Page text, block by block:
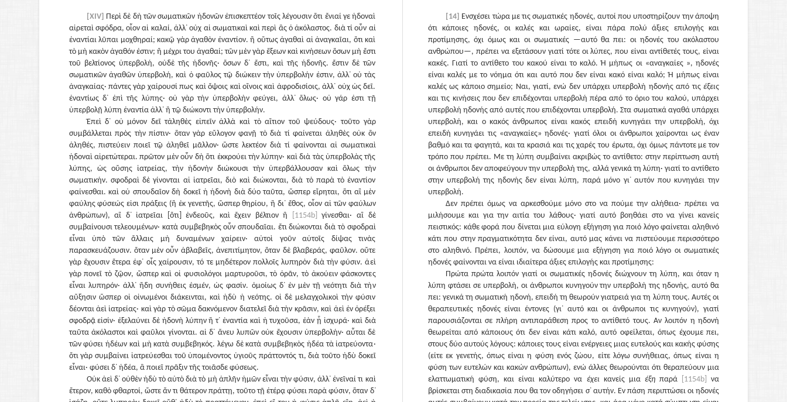
[XIV] Περὶ δὲ δὴ τῶν σωματικῶν ἡδονῶν ἐπισκεπτέον τοῖς λέγουσιν ὅτι ἔνιαί γε ἡδοναὶ
αἱρεταὶ σφόδρα, οἷον αἱ καλαί, ἀλλ᾽ οὐχ αἱ σωματικαὶ καὶ περὶ ἃς ὁ ἀκόλαστος. διὰ τί οὖν αἱ
ἐναντίαι λῦπαι μοχθηραί; κακῷ γὰρ ἀγαθὸν ἐναντίον. ἢ οὕτως ἀγαθαὶ αἱ ἀναγκαῖαι, ὅτι καὶ
τὸ μὴ κακὸν ἀγαθόν ἐστιν; ἢ μέχρι του ἀγαθαί; τῶν μὲν γὰρ ἕξεων καὶ κινήσεων ὅσων μὴ ἔστι
τοῦ βελτίονος ὑπερβολή, οὐδὲ τῆς ἡδονῆς· ὅσων δ᾽ ἔστι, καὶ τῆς ἡδονῆς. ἔστιν δὲ τῶν
σωματικῶν ἀγαθῶν ὑπερβολή, καὶ ὁ φαῦλος τῷ διώκειν τὴν ὑπερβολήν ἐστιν, ἀλλ᾽ οὐ τὰς
ἀναγκαίας· πάντες γὰρ χαίρουσί πως καὶ ὄψοις καὶ οἴνοις καὶ ἀφροδισίοις, ἀλλ᾽ οὐχ ὡς δεῖ.
ἐναντίως δ᾽ ἐπὶ τῆς λύπης· οὐ γὰρ τὴν ὑπερβολὴν φεύγει, ἀλλ᾽ ὅλως· οὐ γάρ ἐστι τῇ
ὑπερβολῇ λύπη ἐναντία ἀλλ᾽ ἢ τῷ διώκοντι τὴν ὑπερβολήν.
Ἐπεὶ δ᾽ οὐ μόνον δεῖ τἀληθὲς εἰπεῖν ἀλλὰ καὶ τὸ αἴτιον τοῦ ψεύδους· τοῦτο γὰρ
συμβάλλεται πρὸς τὴν πίστιν· ὅταν γὰρ εὔλογον φανῇ τὸ διὰ τί φαίνεται ἀληθὲς οὐκ ὂν
ἀληθές, πιστεύειν ποιεῖ τῷ ἀληθεῖ μᾶλλον· ὥστε λεκτέον διὰ τί φαίνονται αἱ σωματικαὶ
ἡδοναὶ αἱρετώτεραι. πρῶτον μὲν οὖν δὴ ὅτι ἐκκρούει τὴν λύπην· καὶ διὰ τὰς ὑπερβολὰς τῆς
λύπης, ὡς οὔσης ἰατρείας, τὴν ἡδονὴν διώκουσι τὴν ὑπερβάλλουσαν καὶ ὅλως τὴν
σωματικήν. σφοδραὶ δὲ γίνονται αἱ ἰατρεῖαι, διὸ καὶ διώκονται, διὰ τὸ παρὰ τὸ ἐναντίον
φαίνεσθαι. καὶ οὐ σπουδαῖον δὴ δοκεῖ ἡ ἡδονὴ διὰ δύο ταῦτα, ὥσπερ εἴρηται, ὅτι αἳ μὲν
φαύλης φύσεώς εἰσι πράξεις (ἢ ἐκ γενετῆς, ὥσπερ θηρίου, ἢ δι᾽ ἔθος, οἷον αἱ τῶν φαύλων
ἀνθρώπων), αἳ δ᾽ ἰατρεῖαι [ὅτι] ἐνδεοῦς, καὶ ἔχειν βέλτιον ἢ
[1154b]
γίνεσθαι· αἳ δὲ
συμβαίνουσι τελεουμένων· κατὰ συμβεβηκὸς οὖν σπουδαῖαι. ἔτι διώκονται διὰ τὸ σφοδραὶ
εἶναι ὑπὸ τῶν ἄλλαις μὴ δυναμένων χαίρειν· αὐτοὶ γοῦν αὑτοῖς δίψας τινὰς
παρασκευάζουσιν. ὅταν μὲν οὖν ἀβλαβεῖς, ἀνεπιτίμητον, ὅταν δὲ βλαβεράς, φαῦλον. οὔτε
γὰρ ἔχουσιν ἕτερα ἐφ᾽ οἷς χαίρουσιν, τό τε μηδέτερον πολλοῖς λυπηρὸν διὰ τὴν φύσιν. ἀεὶ
γὰρ πονεῖ τὸ ζῷον, ὥσπερ καὶ οἱ φυσιολόγοι μαρτυροῦσι, τὸ ὁρᾶν, τὸ ἀκούειν φάσκοντες
εἶναι λυπηρόν· ἀλλ᾽ ἤδη συνήθεις ἐσμέν, ὡς φασίν. ὁμοίως δ᾽ ἐν μὲν τῇ νεότητι διὰ τὴν
αὔξησιν ὥσπερ οἱ οἰνωμένοι διάκεινται, καὶ ἡδὺ ἡ νεότης. οἱ δὲ μελαγχολικοὶ τὴν φύσιν
δέονται ἀεὶ ἰατρείας· καὶ γὰρ τὸ σῶμα δακνόμενον διατελεῖ διὰ τὴν κρᾶσιν, καὶ ἀεὶ ἐν ὀρέξει
σφοδρᾷ εἰσίν· ἐξελαύνει δὲ ἡδονὴ λύπην ἥ τ᾽ ἐναντία καὶ ἡ τυχοῦσα, ἐὰν ᾖ ἰσχυρά· καὶ διὰ
ταῦτα ἀκόλαστοι καὶ φαῦλοι γίνονται. αἱ δ᾽ ἄνευ λυπῶν οὐκ ἔχουσιν ὑπερβολήν· αὗται δὲ
τῶν φύσει ἡδέων καὶ μὴ κατὰ συμβεβηκός. λέγω δὲ κατὰ συμβεβηκὸς ἡδέα τὰ ἰατρεύοντα·
ὅτι γὰρ συμβαίνει ἰατρεύεσθαι τοῦ ὑπομένοντος ὑγιοῦς πράττοντός τι, διὰ τοῦτο ἡδὺ δοκεῖ
εἶναι· φύσει δ᾽ ἡδέα, ἃ ποιεῖ πρᾶξιν τῆς τοιᾶσδε φύσεως.
Οὐκ ἀεὶ δ᾽ οὐθὲν ἡδὺ τὸ αὐτὸ διὰ τὸ μὴ ἁπλῆν ἡμῶν εἶναι τὴν φύσιν, ἀλλ᾽ ἐνεῖναί τι καὶ
ἕτερον, καθὸ φθαρτοί, ὥστε ἄν τι θάτερον πράττῃ, τοῦτο τῇ ἑτέρᾳ φύσει παρὰ φύσιν, ὅταν δ᾽
[14] Ενσχέσει τώρα με τις σωματικές ηδονές, αυτοί που υποστηρίζουν την άποψη
ότι κάποιες ηδονές, οι καλές και ωραίες, είναι πάρα πολύ άξιες επιλογής και
προτίμησης, όχι όμως και οι σωματικές —αυτό θα πει: οι ηδονές του ακόλαστου
ανθρώπου—, πρέπει να εξετάσουν γιατί τότε οι λύπες, που είναι αντίθετές τους, είναι
κακές. Γιατί το αντίθετο του κακού είναι το καλό. Ή μήπως οι «αναγκαίες », ηδονές
είναι καλές με το νόημα ότι και αυτό που δεν είναι κακό είναι καλό; Ή μήπως είναι
καλές ως κάποιο σημείο; Ναι, γιατί, ενώ δεν υπάρχει υπερβολή ηδονής από τις έξεις
και τις κινήσεις που δεν επιδέχονται υπερβολή πέρα από το όριο του καλού, υπάρχει
υπερβολή ηδονής από αυτές που επιδέχονται υπερβολή. Στα σωματικά αγαθά υπάρχει
υπερβολή, και ο κακός άνθρωπος είναι κακός επειδή κυνηγάει την υπερβολή, όχι
επειδή κυνηγάει τις «αναγκαίες» ηδονές· γιατί όλοι οι άνθρωποι χαίρονται ως έναν
βαθμό και τα φαγητά, και τα κρασιά και τις χαρές του έρωτα, όχι όμως πάντοτε με τον
τρόπο που πρέπει. Με τη λύπη συμβαίνει ακριβώς το αντίθετο: στην περίπτωση αυτή
οι άνθρωποι δεν αποφεύγουν την υπερβολή της, αλλά γενικά τη λύπη· γιατί το αντίθετο
στην υπερβολή της ηδονής δεν είναι λύπη, παρά μόνο γι᾽ αυτόν που κυνηγάει την
υπερβολή.
Δεν πρέπει όμως να αρκεσθούμε μόνο στο να πούμε την αλήθεια· πρέπει να
μιλήσουμε και για την αιτία του λάθους· γιατί αυτό βοηθάει στο να γίνει κανείς
πειστικός: κάθε φορά που δίνεται μια εύλογη εξήγηση για ποιό λόγο φαίνεται αληθινό
κάτι που στην πραγματικότητα δεν είναι, αυτό μας κάνει να πιστεύουμε περισσότερο
στο αληθινό. Πρέπει, λοιπόν, να δώσουμε μια εξήγηση για ποιό λόγο οι σωματικές
ηδονές φαίνονται να είναι ιδιαίτερα άξιες επιλογής και προτίμησης:
Πρώτα πρώτα λοιπόν γιατί οι σωματικές ηδονές διώχνουν τη λύπη, και όταν η
λύπη φτάσει σε υπερβολή, οι άνθρωποι κυνηγούν την υπερβολή της ηδονής, αυτό θα
πει: γενικά τη σωματική ηδονή, επειδή τη θεωρούν γιατρειά για τη λύπη τους. Αυτές οι
θεραπευτικές ηδονές είναι έντονες (γι᾽ αυτό και οι άνθρωποι τις κυνηγούν), γιατί
παρουσιάζονται σε πλήρη αντιπαράθεση προς το αντίθετό τους. Αν λοιπόν η ηδονή
θεωρείται από κάποιους ότι δεν είναι κάτι καλό, αυτό οφείλεται, όπως έχουμε πει,
στους δύο αυτούς λόγους: κάποιες τους είναι ενέργειες μιας ευτελούς και κακής φύσης
(είτε εκ γενετής, όπως είναι η φύση ενός ζώου, είτε λόγω συνήθειας, όπως είναι η
φύση των ευτελών και κακών ανθρώπων), ενώ άλλες θεωρούνται ότι θεραπεύουν μια
ελαττωματική φύση, και είναι καλύτερο να έχεικανείς μια έξηπαρά [1154b]
να
βρίσκεται στη διαδικασία που θα τον οδηγήσει σ᾽ αυτήν. Εν πάση περιπτώσει οι ηδονές